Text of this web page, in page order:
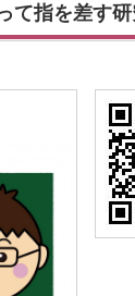
指を差す研